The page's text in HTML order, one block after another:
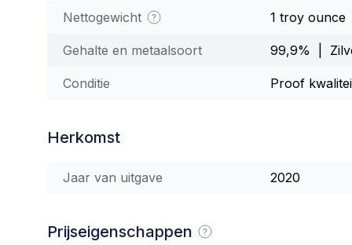
Nettogewicht 1 troy ounce
Gehalte en metaalsoort 99,9% |
Conditie Proof
Herkomst
Jaar van uitgave 2020
Prijseigenschappen